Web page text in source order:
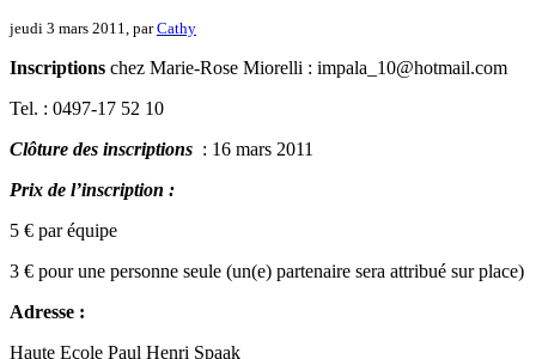
jeudi 3 mars 2011, parCathy
Inscriptions chez Marie-Rose Miorelli : impala_10@hotmail.com
Tel. : 0497-17 52 10
Clôture des inscriptions : 16 mars 2011
Prix de l’inscription :
5 € par équipe
3 € pour une personne seule (un(e) partenaire sera attribué sur place)
Adresse :
Haute Ecole Paul Henri Spaak